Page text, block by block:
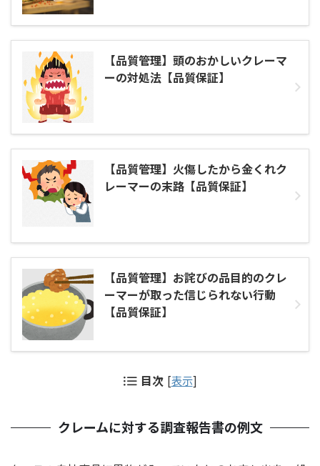
【品質管理】頭のおかしいクレーマ
ーの対処法【品質保証】
【品質管理】火傷したから金くれク
レーマーの末路【品質保証】
【品質管理】お詫びの品目的のクレ
ーマーが取った信じられない行動
【品質保証】
目次 [表示]
クレームに対する調査報告書の例文